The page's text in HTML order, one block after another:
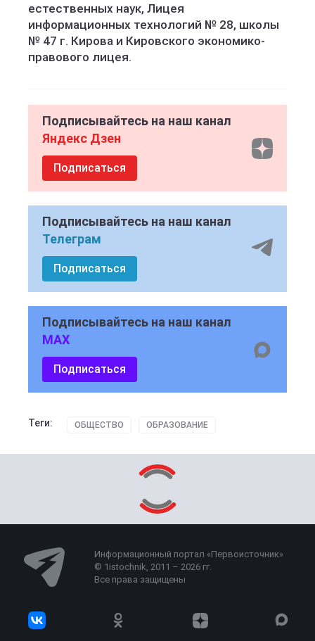
естественных наук, Лицея
информационных технологий № 28, школы
№ 47 г. Кирова и Кировского экономико-
правового лицея.
Подписывайтесь на наш канал
Яндекс Дзен
Подписаться
Подписывайтесь на наш канал
Телеграм
Подписаться
Подписывайтесь на наш канал
MAX
Подписаться
Теги: ОБЩЕСТВО ОБРАЗОВАНИЕ
Информационный портал «Первоисточник»
© 1istochnik, 2011 – 2026 гг.
Все права защищены